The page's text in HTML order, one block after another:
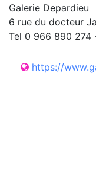
Galerie Depardieu
6 rue du docteur
Tel 0 966 890 274
https://